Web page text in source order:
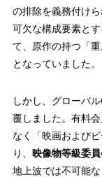
の排除を義務付け
可欠な構成要素と
て、原作の持つ「
となっていました。
しかし、グローバ
覆しました。有料
なく「映画および
り、 映像物等級委員
地上波では不可能